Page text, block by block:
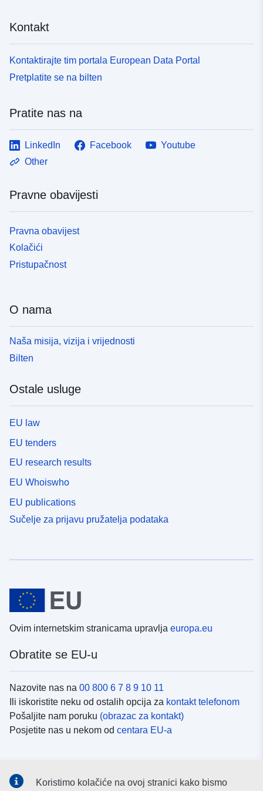
Kontakt
Kontaktirajte tim portala European Data Portal
Pretplatite se na bilten
Pratite nas na
LinkedIn Facebook
Youtube
Other
Pravne obavijesti
Pravna obavijest
Kolačići
Pristupačnost
O nama
Naša misija, vizija i vrijednosti
Bilten
Ostale usluge
EU law
EU tenders
EU research results
EU Whoiswho
EU publications
Sučelje za prijavu pružatelja podataka
Ovim internetskim stranicama upravlja europa.eu
Obratite se EU-u
Nazovite nas na 00 800 6 7 8 9 10 11
Ili iskoristite neku od ostalih opcija za kontakt telefonom
Pošaljite nam poruku (obrazac za kontakt)
Posjetite nas u nekom od centara EU-a
Koristimo kolačiće na ovoj stranici kako bismo